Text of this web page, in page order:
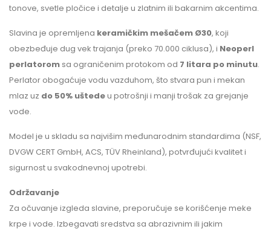
tonove, svetle pločice i detalje u zlatnim ili bakarnim akcentima.
Slavina je opremljena keramičkim mešačem Ø30, koji
obezbeđuje dug vek trajanja (preko 70.000 ciklusa), i Neoperl
perlatorom sa ograničenim protokom od 7 litara po minutu.
Perlator obogaćuje vodu vazduhom, što stvara pun i mekan
mlaz uz do 50% uštedeu potrošnji i manji trošak za grejanje
vode.
Model je u skladu sa najvišim međunarodnim standardima (NSF,
DVGW CERT GmbH, ACS, TÜV Rheinland), potvrđujući kvalitet i
sigurnost u svakodnevnoj upotrebi.
Održavanje
Za očuvanje izgleda slavine, preporučuje se korišćenje meke
krpe i vode. Izbegavati sredstva sa abrazivnim ili jakim